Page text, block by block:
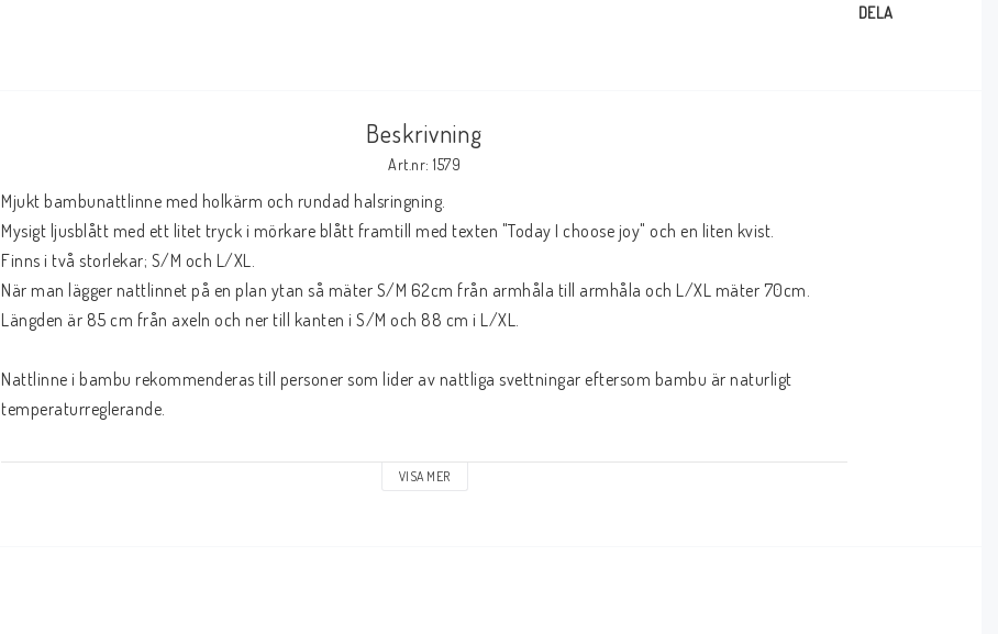
DELA
Beskrivning
Art.nr: 1579
Mjukt bambunattlinne med holkärm och rundad halsringning.
Mysigt ljusblått med ett litet tryck i mörkare blått framtill med texten "Today I choose joy" och en liten kvist.
Finns i två storlekar; S/M och L/XL.
När man lägger nattlinnet på en plan ytan så mäter S/M 62cm från armhåla till armhåla och L/XL mäter 70cm.
Längden är 85 cm från axeln och ner till kanten i S/M och 88 cm i L/XL.
Nattlinne i bambu rekommenderas till personer som lider av nattliga svettningar eftersom bambu är naturligt
temperaturreglerande.
Material:
VISA MER